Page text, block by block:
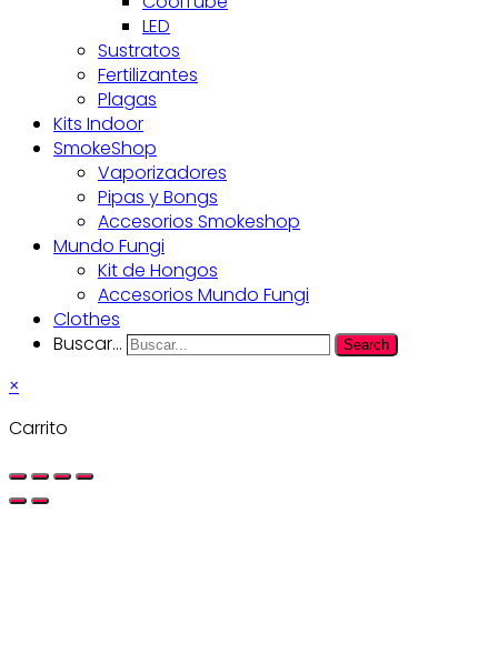
LED
Sustratos
Fertilizantes
Plagas
Kits Indoor
SmokeShop
Vaporizadores
Pipas y Bongs
Accesorios Smokeshop
Mundo Fungi
Kit de Hongos
Accesorios Mundo Fungi
Clothes
Buscar...
Search
×
Carrito